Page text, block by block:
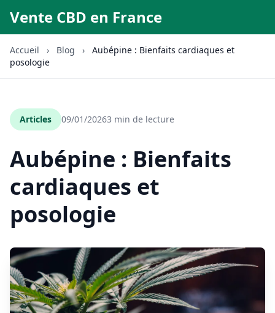
Vente CBD en France
Accueil › Blog ›
Aubépine : Bienfaits cardiaques et
posologie
Articles 09/01/20263 min de lecture
Aubépine : Bienfaits
cardiaques et
posologie